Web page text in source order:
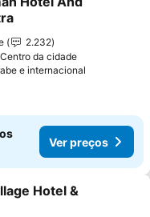
aos favoritos
2.232
da cidade
e internacional
Ver preços
aos favoritos
Hotel &